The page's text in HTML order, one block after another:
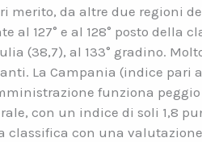
merito, da altre due regioni
127° e al 128° posto della
(38,7), al 133° gradino.
La Campania (indice pari a
funziona
con un indice di soli 1,8
con una